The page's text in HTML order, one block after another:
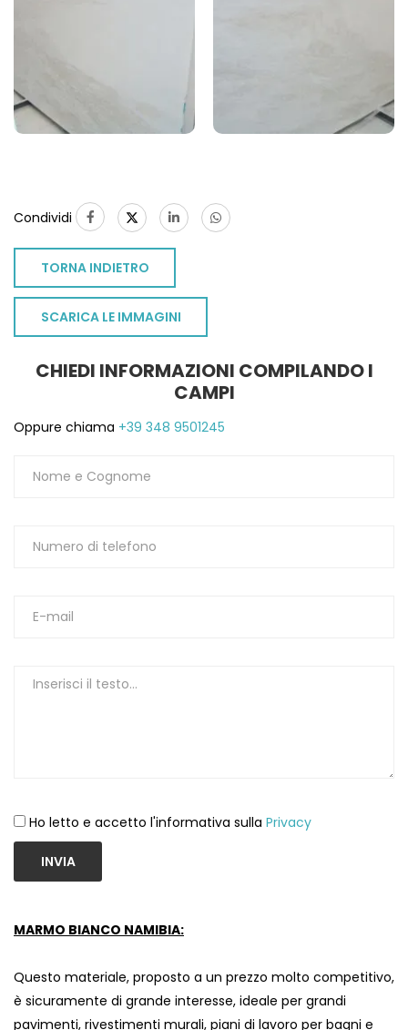
Condividi
TORNA INDIETRO
SCARICA LE IMMAGINI
CHIEDI INFORMAZIONI COMPILANDO I
CAMPI
Oppure chiama +39 348 9501245
Ho letto e accetto l'informativa sulla Privacy
INVIA
MARMO BIANCO NAMIBIA:
Questo materiale, proposto a un prezzo molto competitivo,
è sicuramente di grande interesse, ideale per grandi
pavimenti, rivestimenti murali, piani di lavoro per bagni e